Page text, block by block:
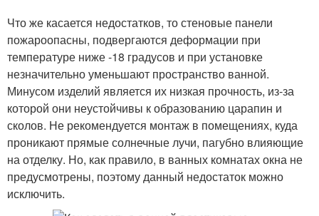
Что же касается недостатков, то стеновые панели
пожароопасны, подвергаются деформации при
температуре ниже -18 градусов и при установке
незначительно уменьшают пространство ванной.
Минусом изделий является их низкая прочность, из-за
которой они неустойчивы к образованию царапин и
сколов. Не рекомендуется монтаж в помещениях, куда
проникают прямые солнечные лучи, пагубно влияющие
на отделку. Но, как правило, в ванных комнатах окна не
предусмотрены, поэтому данный недостаток можно
исключить.